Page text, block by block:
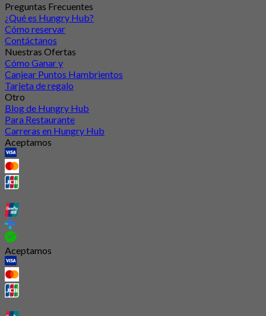
Preguntas Frecuentes
¿Qué es Hungry Hub?
Cómo reservar
Contáctanos
Nuestras Ofertas
Cómo Ganar y
Canjear Puntos Hambrientos
Tarjeta de regalo
Otro
Blog de Hungry Hub
Para Restaurante
Carreras en Hungry Hub
Aceptamos
Aceptamos